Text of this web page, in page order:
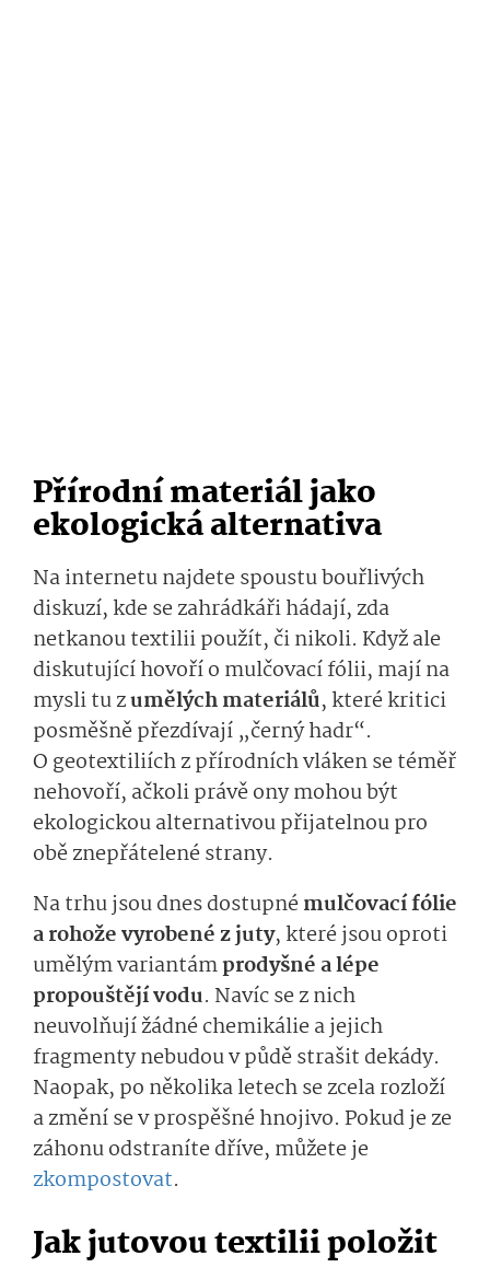
Přírodní materiál jako
ekologická alternativa
Na internetu najdete spoustu bouřlivých
diskuzí, kde se zahrádkáři hádají, zda
netkanou textilii použít, či nikoli. Když ale
diskutující hovoří o mulčovací fólii, mají na
mysli tu zumělých materiálů, které kritici
posměšně přezdívají „černý hadr“.
O geotextiliích z přírodních vláken se téměř
nehovoří, ačkoli právě ony mohou být
ekologickou alternativou přijatelnou pro
obě znepřátelené strany.
Na trhu jsou dnes dostupnémulčovací fólie
a rohože vyrobené z juty, které jsou oproti
umělým variantámprodyšné a lépe
propouštějí vodu. Navíc se z nich
neuvolňují žádné chemikálie a jejich
fragmenty nebudou v půdě strašit dekády.
Naopak, po několika letech se zcela rozloží
a změní se v prospěšné hnojivo. Pokud je ze
záhonu odstraníte dříve, můžete je
zkompostovat.
Jak jutovou textilii položit